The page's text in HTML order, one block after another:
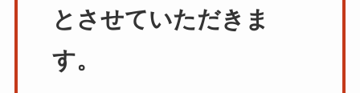
とさせていただきま
す。